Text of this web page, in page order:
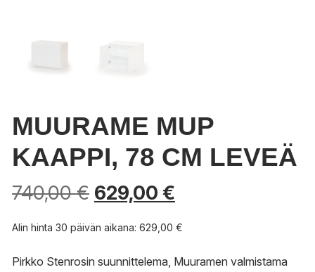
MUURAME MUP
KAAPPI, 78 CM LEVEÄ
740,00€ 629,00 €
Alin hinta 30 päivän aikana: 629,00 €
Pirkko Stenrosin suunnittelema, Muuramen valmistama